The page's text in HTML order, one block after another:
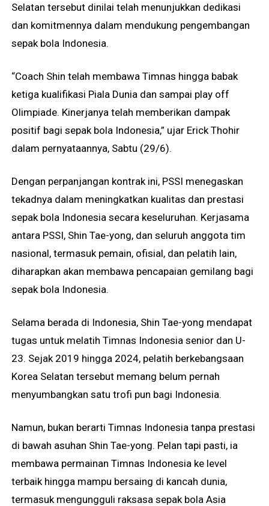
Selatan tersebut dinilai telah menunjukkan dedikasi
dan komitmennya dalam mendukung pengembangan
sepak bola Indonesia.
“Coach Shin telah membawa Timnas hingga babak
ketiga kualifikasi Piala Dunia dan sampai play off
Olimpiade. Kinerjanya telah memberikan dampak
positif bagi sepak bola Indonesia,” ujar Erick Thohir
dalam pernyataannya, Sabtu (29/6).
Dengan perpanjangan kontrak ini, PSSI menegaskan
tekadnya dalam meningkatkan kualitas dan prestasi
sepak bola Indonesia secara keseluruhan. Kerjasama
antara PSSI, Shin Tae-yong, dan seluruh anggota tim
nasional, termasuk pemain, ofisial, dan pelatih lain,
diharapkan akan membawa pencapaian gemilang bagi
sepak bola Indonesia.
Selama berada di Indonesia, Shin Tae-yong mendapat
tugas untuk melatih Timnas Indonesia senior dan U-
23. Sejak 2019 hingga 2024, pelatih berkebangsaan
Korea Selatan tersebut memang belum pernah
menyumbangkan satu trofi pun bagi Indonesia.
Namun, bukan berarti Timnas Indonesia tanpa prestasi
di bawah asuhan Shin Tae-yong. Pelan tapi pasti, ia
membawa permainan Timnas Indonesia ke level
terbaik hingga mampu bersaing di kancah dunia,
termasuk mengungguli raksasa sepak bola Asia